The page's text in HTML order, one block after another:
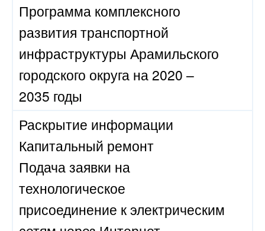
Программа комплексного
развития транспортной
инфраструктуры Арамильского
городского округа на 2020 –
2035 годы
Раскрытие информации
Капитальный ремонт
Подача заявки на
технологическое
присоединение к электрическим